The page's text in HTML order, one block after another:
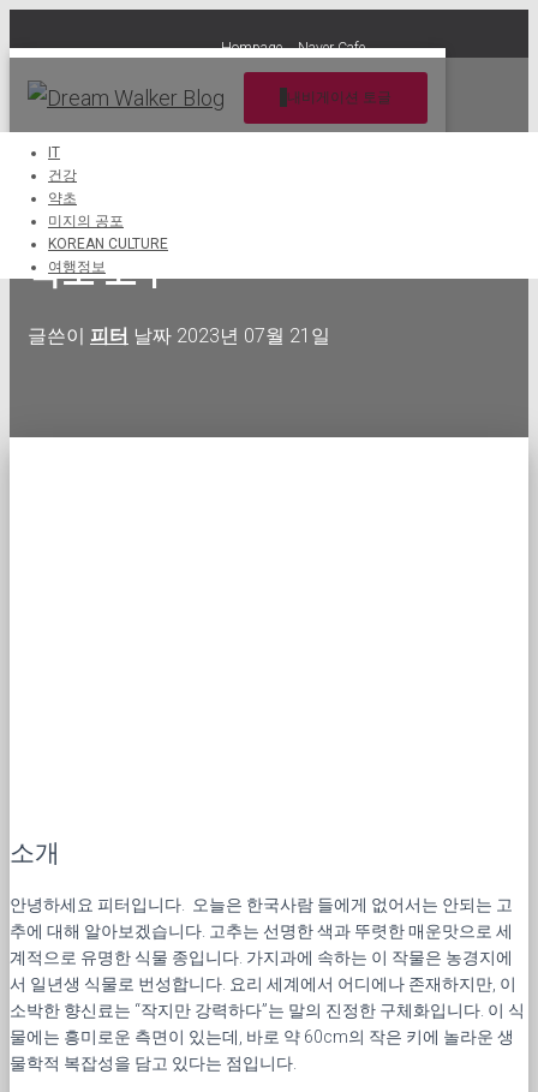
Hompage Naver Cafe
내비게이션 토글
IT
건강
약초
미지의 공포
KOREAN CULTURE
여행정보
산약초 효능과 활용법 동의보감
약초 고추
글쓴이 피터 날짜 2023년 07월 21일
소개
안녕하세요 피터입니다. 오늘은 한국사람 들에게 없어서는 안되는 고
추에 대해 알아보겠습니다. 고추는 선명한 색과 뚜렷한 매운맛으로 세
계적으로 유명한 식물 종입니다. 가지과에 속하는 이 작물은 농경지에
서 일년생 식물로 번성합니다. 요리 세계에서 어디에나 존재하지만, 이
소박한 향신료는 “작지만 강력하다”는 말의 진정한 구체화입니다. 이 식
물에는 흥미로운 측면이 있는데, 바로 약 60cm의 작은 키에 놀라운 생
물학적 복잡성을 담고 있다는 점입니다.